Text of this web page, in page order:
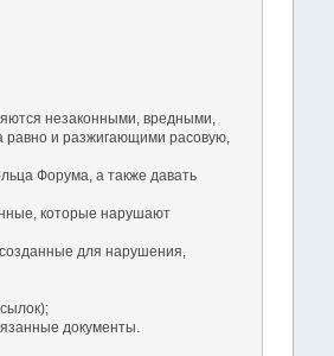
незаконными, вредными,
и разжигающими расовую,
Форума, а также давать
которые нарушают
для нарушения,
документы.